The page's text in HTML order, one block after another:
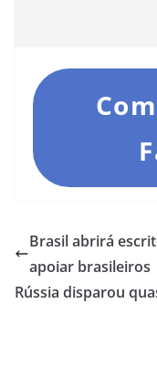
Brasil abrirá
apoiar brasileiros
Rússia disparou